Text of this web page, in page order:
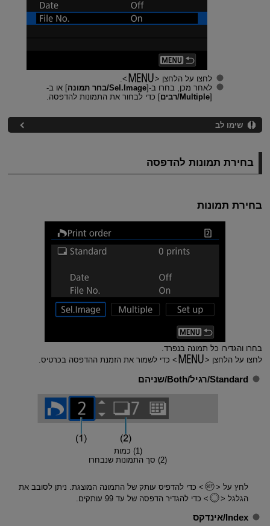
לחצו על הלחצן
.
לאחר מכן, בחרו ב-[Sel.Image/בחר תמונה
] או ב-
[Multiple/רבים ] כדי לבחור את התמונות להדפסה.
שימו לב
בחירת תמונות להדפסה
בחירת תמונות
בחרו והגדירו כל תמונה בנפרד.
לחצו על הלחצן
כדי לשמור את הזמנת ההדפסה בכרטיס.
Standard/רגיל /Both/שניהם
(1) כמות
(2) סך התמונות שנבחרו
לחץ על
כדי להדפיס עותק של התמונה המוצגת. ניתן לסובב את
הגלגל
כדי להגדיר הדפסה של עד 99 עותקים.
Index/אינדקס